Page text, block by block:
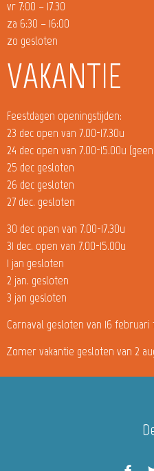
vr 7:00 – 17.30
za 6:30 – 16:00
zo gesloten
VAKANTIE
Feestdagen openingstijden:
23 dec open van 7.00-17.30u
24 dec open van 7.00-15.00u
25 dec gesloten
26 dec gesloten
27 dec. gesloten
30 dec open van 7.00-17.30u
31 dec. open van 7.00-15.00u
1 jan gesloten
2 jan. gesloten
3 jan gesloten
Carnaval gesloten van 16
Zomer vakantie gesloten van 2